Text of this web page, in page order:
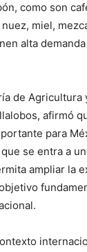
como son
miel,
alta
de Agricultura
afirmó
para
se entra a
ampliar la